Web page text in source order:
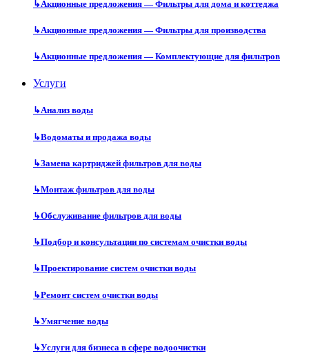
↳Акционные предложения — Фильтры для дома и коттеджа
↳Акционные предложения — Фильтры для производства
↳Акционные предложения — Комплектующие для фильтров
Услуги
↳Анализ воды
↳Водоматы и продажа воды
↳Замена картриджей фильтров для воды
↳Монтаж фильтров для воды
↳Обслуживание фильтров для воды
↳Подбор и консультации по системам очистки воды
↳Проектирование систем очистки воды
↳Ремонт систем очистки воды
↳Умягчение воды
↳Услуги для бизнеса в сфере водоочистки